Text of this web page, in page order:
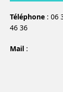
Téléphone : 06
46 36
Mail :